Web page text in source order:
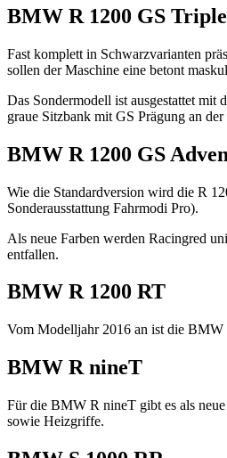
BMW R 1200 GS
Fast komplett in Schwarzvarianten
sollen der Maschine eine betont
Das Sondermodell ist ausgestattet mit
graue Sitzbank mit GS Prägung an
BMW R 1200 GS
Wie die Standardversion wird die R
Sonderausstattung Fahrmodi Pro).
Als neue Farben werden Racingred
entfallen.
BMW R 1200 RT
Vom Modelljahr 2016 an ist die BMW
BMW R nineT
Für die BMW R nineT gibt es als
sowie Heizgriffe.